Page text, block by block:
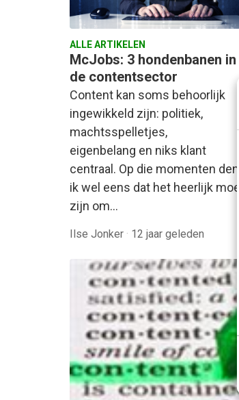
ALLE ARTIKELEN
McJobs: 3 hondenbanen in
de contentsector
Content kan soms behoorlijk
ingewikkeld zijn: politiek,
machtsspelletjes,
eigenbelang en niks klant
centraal. Op die momenten denk
ik wel eens dat het heerlijk moet
zijn om…
Ilse Jonker · 12 jaar geleden